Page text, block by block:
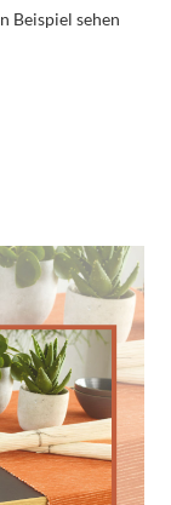
Beispiel sehen